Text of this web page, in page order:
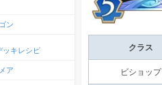
クラス
ビショップ
ン
ッキレシピ
ア